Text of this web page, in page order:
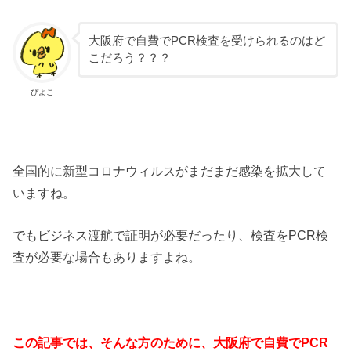
ぴよこ
大阪府で自費でPCR検査を受けられるのはど
こだろう？？？
全国的に新型コロナウィルスがまだまだ感染を拡大して
いますね。
でもビジネス渡航で証明が必要だったり、検査をPCR検
査が必要な場合もありますよね。
この記事では、そんな方のために、大阪府で自費でPCR